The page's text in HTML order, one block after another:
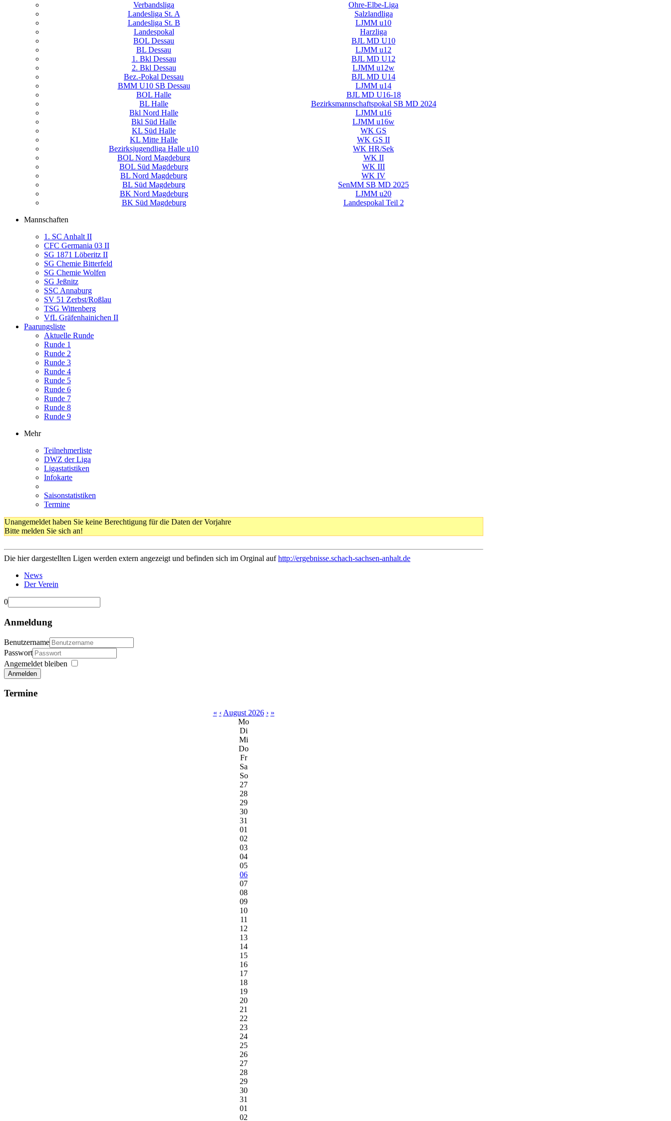
Verbandsliga
Ohre-Elbe-Liga
Landesliga St. A
Salzlandliga
Landesliga St. B
LJMM u10
Landespokal
Harzliga
BOL Dessau
BJL MD U10
BL Dessau
LJMM u12
1. Bkl Dessau
BJL MD U12
2. Bkl Dessau
LJMM u12w
Bez.-Pokal Dessau
BJL MD U14
BMM U10 SB Dessau
LJMM u14
BOL Halle
BJL MD U16-18
BL Halle
Bezirksmannschaftspokal SB MD 2024
Bkl Nord Halle
LJMM u16
Bkl Süd Halle
LJMM u16w
KL Süd Halle
WK GS
KL Mitte Halle
WK GS II
Bezirksjugendliga Halle u10
WK HR/Sek
BOL Nord Magdeburg
WK II
BOL Süd Magdeburg
WK III
BL Nord Magdeburg
WK IV
BL Süd Magdeburg
SenMM SB MD 2025
BK Nord Magdeburg
LJMM u20
BK Süd Magdeburg
Landespokal Teil 2
Mannschaften
1. SC Anhalt II
CFC Germania 03 II
SG 1871 Löberitz II
SG Chemie Bitterfeld
SG Chemie Wolfen
SG Jeßnitz
SSC Annaburg
SV 51 Zerbst/Roßlau
TSG Wittenberg
VfL Gräfenhainichen II
Paarungsliste
Aktuelle Runde
Runde 1
Runde 2
Runde 3
Runde 4
Runde 5
Runde 6
Runde 7
Runde 8
Runde 9
Mehr
Teilnehmerliste
DWZ der Liga
Ligastatistiken
Infokarte
Saisonstatistiken
Termine
Unangemeldet haben Sie keine Berechtigung für die Daten der Vorjahre
Bitte melden Sie sich an!
Die hier dargestellten Ligen werden extern angezeigt und befinden sich im Orginal aufhttp://ergebnisse.schach-sachsen-anhalt.de
News
Der Verein
0
Anmeldung
Benutzername
Passwort
Angemeldet bleiben
Anmelden
Termine
« ‹ August 2026 › »
Mo
Di
Mi
Do
Fr
Sa
So
27
28
29
30
31
01
02
03
04
05
06
07
08
09
10
11
12
13
14
15
16
17
18
19
20
21
22
23
24
25
26
27
28
29
30
31
01
02